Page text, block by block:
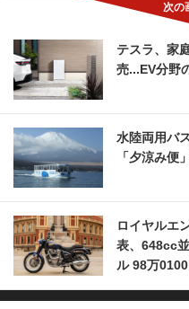
テスラ、家
売...EV分野
水陸両用バ
「夕涼み便
ロイヤルエ
表、648cc
ル 98万